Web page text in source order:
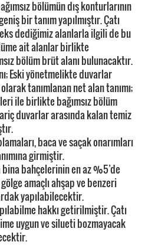
bölümün dış konturlarının
bir tanım yapılmıştır. Çatı
dediğimiz alanlarla ilgili de bu
ait alanlar birlikte
bölüm brüt alanı bulunacaktır.
Eski yönetmelikte duvarlar
tanımlanan net alan tanımı;
ile birlikte bağımsız bölüm
duvarlar arasında kalan temiz
baca ve saçak onarımları
girmiştir.
bahçelerinin en az %5’de
amaçlı ahşap ve benzeri
yapılabilecektir.
hakkı getirilmiştir. Çatı
uygun ve silueti bozmayacak